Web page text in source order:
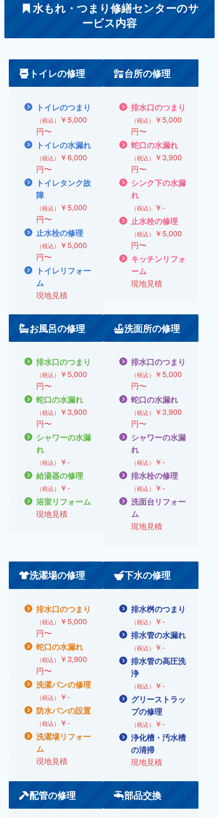
水もれ・つまり修繕センターのサ
ービス内容
トイレの修理
トイレのつまり
（税込）
￥5,000
円〜
トイレの水漏れ
（税込） ￥6,000
円〜
トイレタンク故
障
（税込） ￥5,000
円〜
止水栓の修理
（税込） ￥5,000
円〜
トイレリフォー
ム
現地見積
台所の修理
排水口のつまり
（税込）
￥5,000
円〜
蛇口の水漏れ
（税込） ￥3,900
円〜
シンク下の水漏
れ
（税込） ￥‐
止水栓の修理
（税込） ￥5,000
円〜
キッチンリフォ
ーム
現地見積
お風呂の修理
排水口のつまり
（税込）
￥5,000
円〜
蛇口の水漏れ
（税込） ￥3,900
円〜
シャワーの水漏
れ
（税込） ￥‐
給湯器の修理
（税込） ￥‐
浴室リフォーム
現地見積
洗面所の修理
排水口のつまり
（税込）
￥5,000
円〜
蛇口の水漏れ
（税込） ￥3,900
円〜
シャワーの水漏
れ
（税込） ￥‐
排水栓の修理
（税込） ￥‐
洗面台リフォー
ム
現地見積
洗濯場の修理
排水口のつまり
（税込）
￥5,000
円〜
蛇口の水漏れ
（税込） ￥3,900
円〜
洗濯パンの修理
（税込） ￥‐
防水パンの設置
（税込） ￥‐
洗濯場リフォー
ム
現地見積
下水の修理
排水桝のつまり
（税込） ￥‐
排水管の水漏れ
（税込） ￥‐
排水管の高圧洗
浄
（税込） ￥‐
グリーストラッ
プの修理
（税込） ￥‐
浄化槽・汚水槽
の清掃
現地見積
配管の修理 部品交換